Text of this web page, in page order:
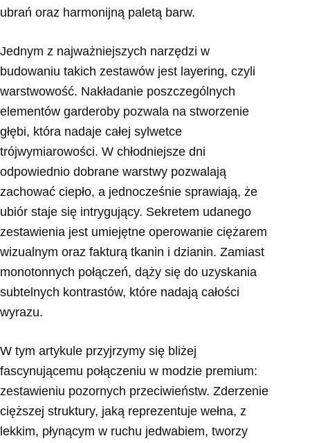
ubrań oraz harmonijną paletą barw.
Jednym z najważniejszych narzędzi w
budowaniu takich zestawów jest layering, czyli
warstwowość. Nakładanie poszczególnych
elementów garderoby pozwala na stworzenie
głębi, która nadaje całej sylwetce
trójwymiarowości. W chłodniejsze dni
odpowiednio dobrane warstwy pozwalają
zachować ciepło, a jednocześnie sprawiają, że
ubiór staje się intrygujący. Sekretem udanego
zestawienia jest umiejętne operowanie ciężarem
wizualnym oraz fakturą tkanin i dzianin. Zamiast
monotonnych połączeń, dąży się do uzyskania
subtelnych kontrastów, które nadają całości
wyrazu.
W tym artykule przyjrzymy się bliżej
fascynującemu połączeniu w modzie premium:
zestawieniu pozornych przeciwieństw. Zderzenie
cięższej struktury, jaką reprezentuje wełna, z
lekkim, płynącym w ruchu jedwabiem, tworzy